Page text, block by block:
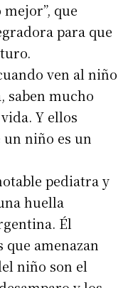
que
para que
ven al niño
saben mucho
Y ellos
un niño es un
pediatra y
huella
Él
amenazan
niño son el